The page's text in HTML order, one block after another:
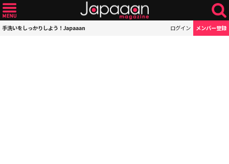
手洗いをしっかりしよう！Japaaan ログイン メンバー登録